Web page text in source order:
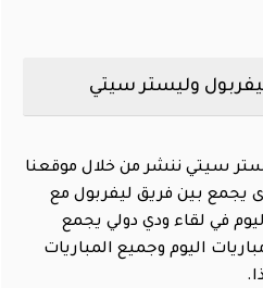
وليستر سيتي
سيتي ننشر من خلال موقعنا
يجمع بين فريق ليفربول مع
في لقاء ودي دولي يجمع
اليوم وجميع المباريات